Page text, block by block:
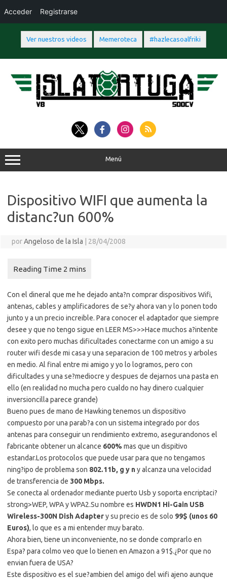
Ver nuestros videos Memeroteca #hazlecasoalfriki
contenido
Menú
Dispositivo WIFI que aumenta la
distanc?un 600%
porAngeloso de la Isla 28/04/2008
Con el dineral que me he dejado anta?n comprar dispositivos Wifi,
antenas, cables y amplificadores de se?y ahora van y lo ponen todo
junto y a un precio increible. Para conocer el adaptador que siempre
desee y que no tengo sigue en LEER MS>>>Hace muchos a?intente
con exito pero muchas dificultades conectarme con un amigo a su
router wifi desde mi casa y una separacion de 100 metros y arboles
en medio. Al final entre mi amigo y yo lo logramos, pero con
dificultades y una se?mediocre y despues de dejarnos una pasta en
ello (en realidad no mucha pero cualdo no hay dinero cualquier
inversioncilla parece grande)
Bueno pues de mano de Hawking tenemos un dispositivo
compuesto por una parab?a con un sistema integrado por dos
antenas para conseguir un rendimiento extremo, asegurandonos el
fabricante obtener un alcance 600% mas que un dispitivo
estandar.Los protocolos que puede usar para que no tengamos
ning?ipo de problema son 802.11b, g y ny alcanza una velocidad
de transferencia de 300 Mbps.
Se conecta al ordenador mediante puerto Usb y soporta encriptaci?
strong>WEP, WPA y WPA2.Su nombre es HWDN1 Hi-Gain USB
Wireless-300N Dish Adaptery su precio es de solo 99$ (unos 60
Euros), lo que es a mi entender muy barato.
Ahora bien, tiene un inconveniente, no se donde comprarlo en
Espa? para colmo veo que lo tienen en Amazon a 91$.¿Por que no
envian fuera de USA?
Este dispositivo es el sue?ambien del amigo del wifi ajeno aunque
Acceder Registrarse